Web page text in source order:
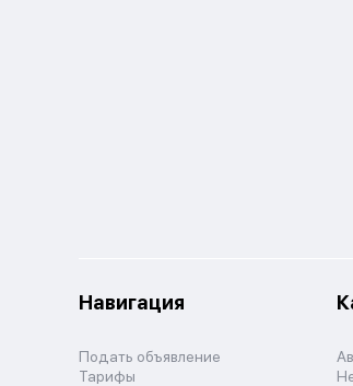
Навигация
Подать объявление
Тарифы